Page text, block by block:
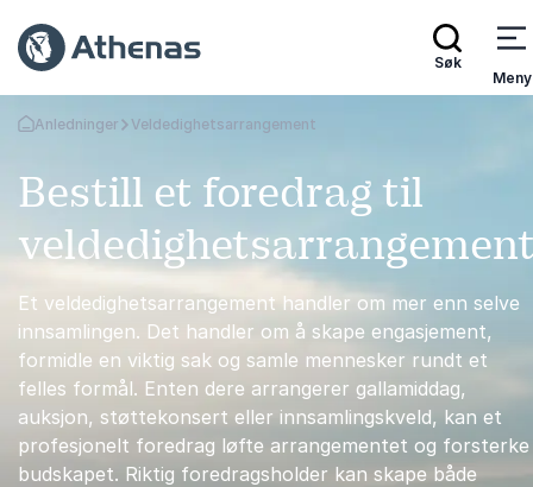
Søk
Meny
Gå tilbake til startsiden
Anledninger Veldedighetsarrangement
Bestill et foredrag til
Et veldedighetsarrangement handler om mer enn selve
innsamlingen. Det handler om å skape engasjement,
formidle en viktig sak og samle mennesker rundt et
felles formål. Enten dere arrangerer gallamiddag,
auksjon, støttekonsert eller innsamlingskveld, kan et
profesjonelt foredrag løfte arrangementet og forsterke
budskapet. Riktig foredragsholder kan skape både